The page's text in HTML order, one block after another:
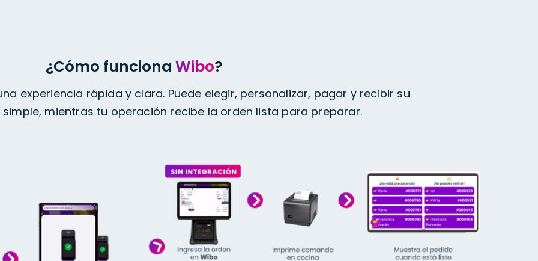
¿Cómo funciona Wibo?
experiencia rápida y clara. Puede elegir, personalizar, pagar y recibir su
mientras tu operación recibe la orden lista para preparar.